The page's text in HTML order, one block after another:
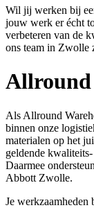
Wil jij werken bij
jouw werk er écht
verbeteren van de
ons team in Zwolle
Allround
Als Allround
binnen onze
materialen op het
geldende
Daarmee
Abbott Zwolle.
Je werkzaamheden